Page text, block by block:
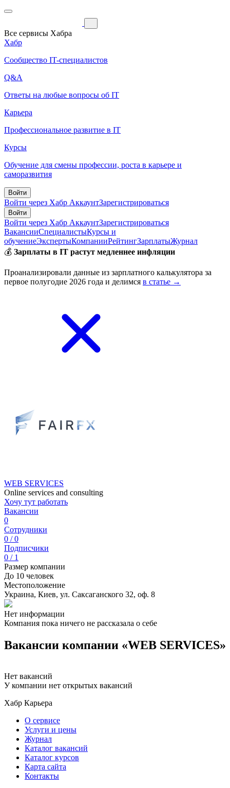
Все сервисы Хабра
Хабр
Сообщество IT-специалистов
Q&A
Ответы на любые вопросы об IT
Карьера
Профессиональное развитие в IT
Курсы
Обучение для смены профессии, роста в карьере и
саморазвития
Войти
Войти через Хабр АккаунтЗарегистрироваться
Войти
Войти через Хабр АккаунтЗарегистрироваться
ВакансииСпециалистыКурсы и
обучениеЭкспертыКомпанииРейтингЗарплатыЖурнал
💰 Зарплаты в IT растут медленнее инфляции
Проанализировали данные из зарплатного калькулятора за
первое полугодие 2026 года и делимся в статье →
WEB SERVICES
Online services and consulting
Хочу тут работать
Вакансии
0
Сотрудники
0 / 0
Подписчики
0 / 1
Размер компании
До 10 человек
Местоположение
Украина, Киев, ул. Саксаганского 32, оф. 8
Нет информации
Компания пока ничего не рассказала о себе
Вакансии компании «WEB SERVICES»
Нет вакансий
У компании нет открытых вакансий
Хабр Карьера
О сервисе
Услуги и цены
Журнал
Каталог вакансий
Каталог курсов
Карта сайта
Контакты